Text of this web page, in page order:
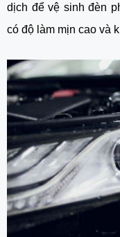
dịch để vệ sinh đèn
có độ làm mịn cao và